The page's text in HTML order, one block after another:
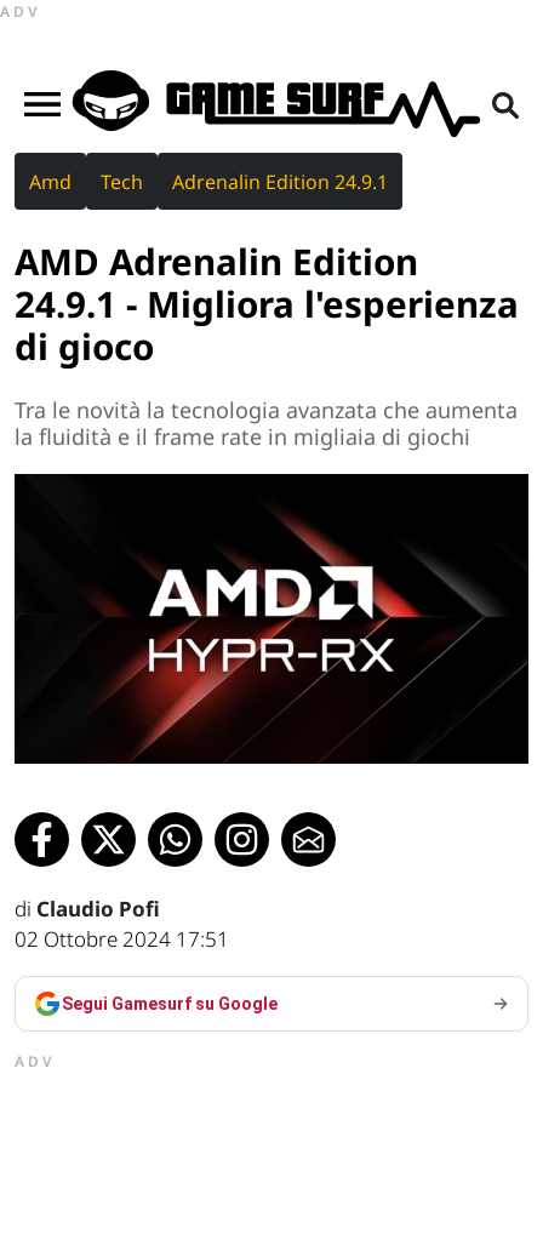
ADV
Amd Tech Adrenalin Edition 24.9.1
AMD Adrenalin Edition
24.9.1 - Migliora l'esperienza
di gioco
Tra le novità la tecnologia avanzata che aumenta
la fluidità e il frame rate in migliaia di giochi
di Claudio Pofi
02 Ottobre 2024 17:51
Segui Gamesurf su Google
ADV